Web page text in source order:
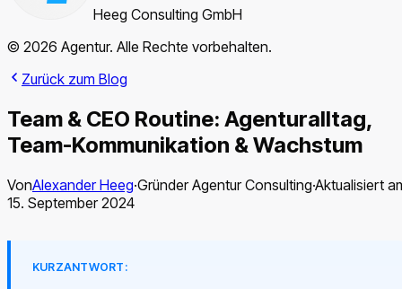
Heeg Consulting GmbH
© 2026 Agentur. Alle Rechte vorbehalten.
Zurück zum Blog
Team & CEO Routine: Agenturalltag,
Team-Kommunikation & Wachstum
VonAlexander Heeg·Gründer Agentur Consulting·Aktualisiert
15. September 2024
KURZANTWORT: